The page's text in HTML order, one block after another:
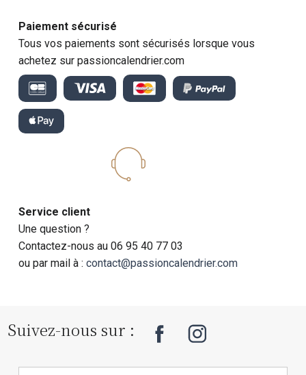
Paiement sécurisé
Tous vos paiements sont sécurisés lorsque vous
achetez sur passioncalendrier.com
Service client
Une question ?
Contactez-nous au 06 95 40 77 03
ou par mail à :contact@passioncalendrier.com
Suivez-nous sur :